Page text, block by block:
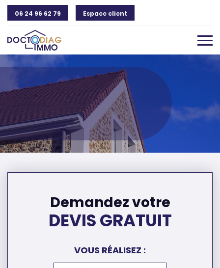
06 24 96 62 79 Espace client
Demandez votre
DEVIS GRATUIT
VOUS RÉALISEZ :